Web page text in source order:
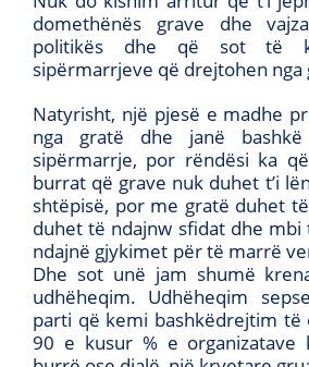
domethënës grave dhe
politikës dhe që sot të
sipërmarrjeve që drejtohen nga
Natyrisht, një pjesë e madhe
nga gratë dhe janë
sipërmarrje, por rëndësi ka
burrat që grave nuk duhet t’i
shtëpisë, por me gratë duhet
duhet të ndajnw sfidat dhe
ndajnë gjykimet për të marrë
Dhe sot unë jam shumë
udhëheqim. Udhëheqim
parti që kemi bashkëdrejtim të
90 e kusur % e organizatave